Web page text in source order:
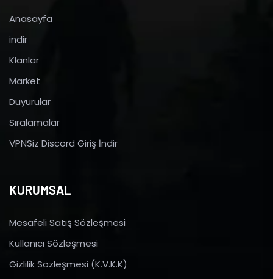
Anasayfa
indir
Klanlar
Market
Duyurular
Sıralamalar
VPNSiz Discord Giriş İndir
KURUMSAL
Mesafeli Satış Sözleşmesi
Kullanıcı Sözleşmesi
Gizlilik Sözleşmesi (K.V.K.K)